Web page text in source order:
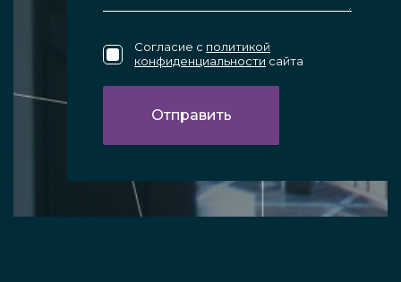
Согласие с политикой
конфиденциальности сайта